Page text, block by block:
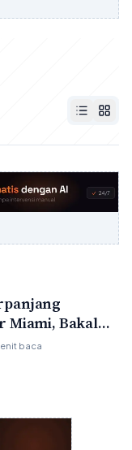
Miami, Bakal
41 Tahun!
baca